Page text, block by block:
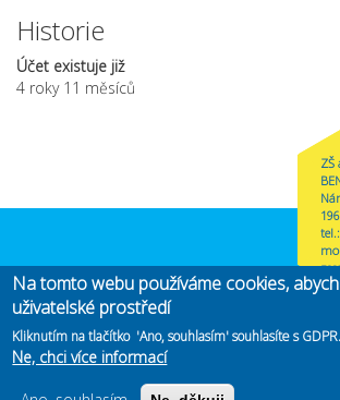
Historie
Účet existuje již
4 roky 11 měsíců
ZŠ
ZřizovatelMČ Praha-Čakovice
Copyright@2019 ZŠ Edvarda Beneše.
Na tomto webu používáme cookies,
uživatelské prostředí
Kliknutím na tlačítko 'Ano, souhlasím' souhlasíte s GDPR.
Ne, chci více informací